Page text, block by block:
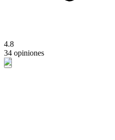
4.8
34 opiniones